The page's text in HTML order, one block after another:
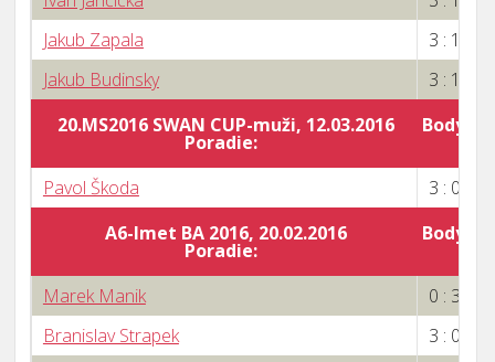
Jakub Zapala
3 : 1
Jakub Budinsky
3 : 1
20.MS2016 SWAN CUP-muži, 12.03.2016
Poradie:
Body
Pavol Škoda
3 : 0
A6-Imet BA 2016, 20.02.2016
Poradie:
Body
Marek Manik
0 : 3
Branislav Strapek
3 : 0